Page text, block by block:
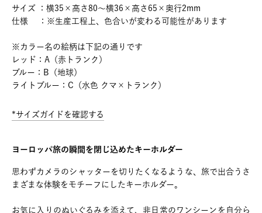
サイズ ：横35×高さ80～横36×高さ65×奥行2mm
仕様 ：※生産工程上、色合いが変わる可能性があります
※カラー名の絵柄は下記の通りです
レッド：A（赤トランク）
ブルー：B（地球）
ライトブルー：C（水色 クマ×トランク）
*サイズガイドを確認する
ヨーロッパ旅の瞬間を閉じ込めたキーホルダー
思わずカメラのシャッターを切りたくなるような、旅で出合うさ
まざまな体験をモチーフにしたキーホルダー。
お気に入りのぬいぐるみを添えて、非日常のワンシーンを自分ら